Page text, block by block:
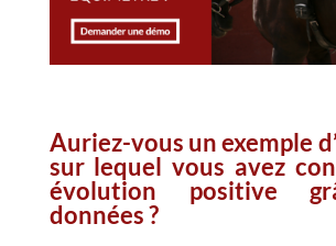
Auriez-vous un exemple
sur lequel vous avez
évolution positive
données ?